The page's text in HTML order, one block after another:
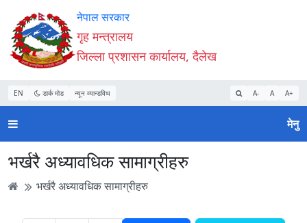
Accessibility
Mode
सुरु
गर्नुहोस्
सामाग्री
पढ्नुहाेस्
नेभिगेसन
पढ्नुहाेस्
वेबसाइट
खोजमा
जानुहोस्
नेपाल सरकार
गृह मन्त्रालय
जिल्ला प्रशासन कार्यालय, दैलेख
EN डार्क मोड न्यून व्यान्डविथ A- A A+
मेनु
भर्खरै अध्यावधिक सामाग्रीहरु
भर्खरै अध्यावधिक सामाग्रीहरु